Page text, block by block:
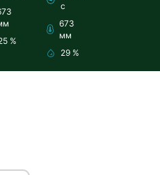
%
с
673
мм
29 %